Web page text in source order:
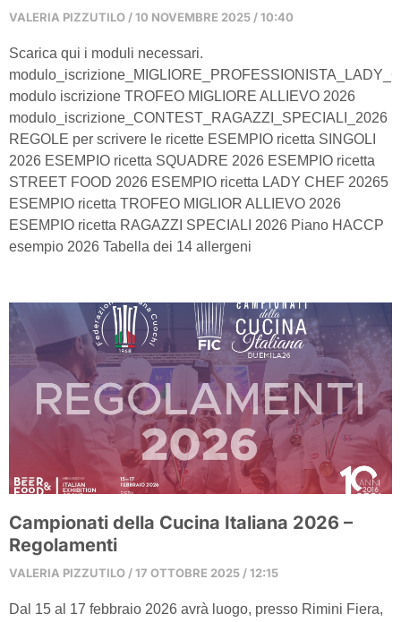
VALERIA PIZZUTILO 10 NOVEMBRE 2025 10:40
Scarica qui i moduli necessari.
modulo iscrizione TROFEO MIGLIORE ALLIEVO 2026
modulo_iscrizione_CONTEST_RAGAZZI_SPECIALI_2026
REGOLE per scrivere le ricette ESEMPIO ricetta SINGOLI
2026 ESEMPIO ricetta SQUADRE 2026 ESEMPIO ricetta
STREET FOOD 2026 ESEMPIO ricetta LADY CHEF 20265
ESEMPIO ricetta TROFEO MIGLIOR ALLIEVO 2026
ESEMPIO ricetta RAGAZZI SPECIALI 2026 Piano HACCP
esempio 2026 Tabella dei 14 allergeni
Campionati della Cucina Italiana 2026 –
Regolamenti
VALERIA PIZZUTILO 17 OTTOBRE 2025 12:15
Dal 15 al 17 febbraio 2026 avrà luogo, presso Rimini Fiera,